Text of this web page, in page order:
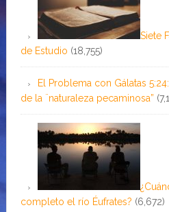
Siete
de Estudio (18,755)
El Problema con Gálatas
de la ¨naturaleza pecaminosa”
completo el río Éufrates? (6,672)